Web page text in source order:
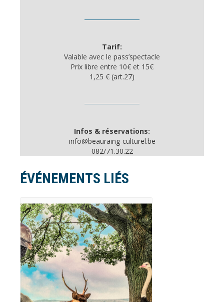
Tarif:
Valable avec le pass’spectacle
Prix libre entre 10€ et 15€
1,25 € (art.27)
Infos & réservations:
info@beauraing-culturel.be
082/71.30.22
ÉVÉNEMENTS LIÉS